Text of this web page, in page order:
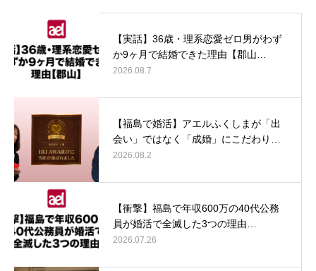
【実話】36歳・理系恋愛ゼロ男がわず
か9ヶ月で結婚できた理由【郡山…
2026.08.7
【福島で婚活】アエルふくしまが「出
会い」ではなく「成婚」にこだわり…
2026.08.2
【衝撃】福島で年収600万の40代公務
員が婚活で全滅した3つの理由…
2026.07.26